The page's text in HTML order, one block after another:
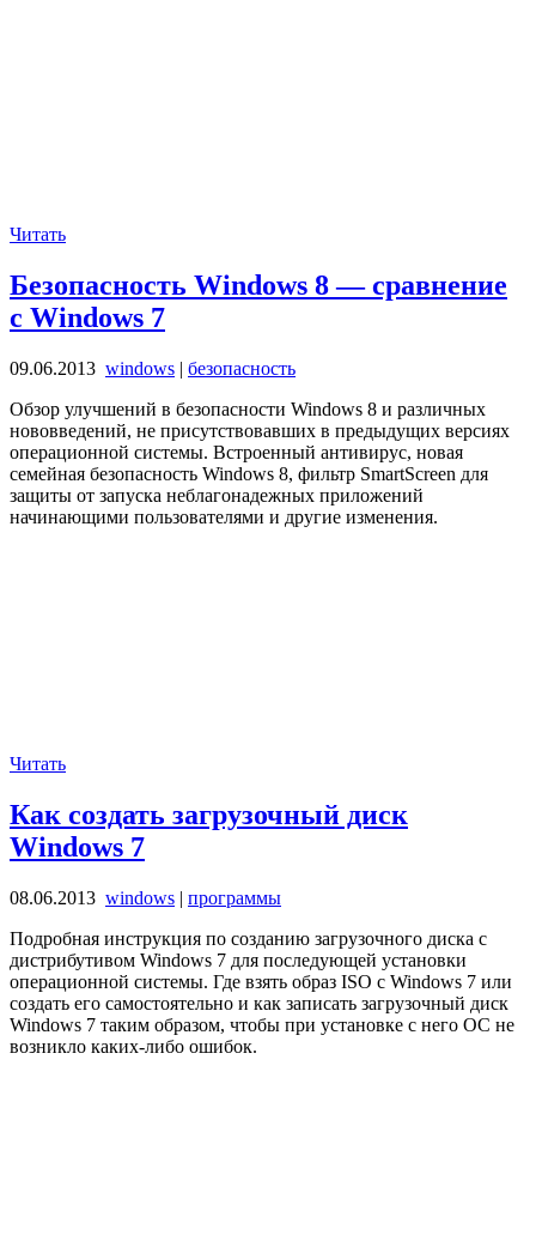
Читать
Безопасность Windows 8 — сравнение
с Windows 7
09.06.2013 windows | безопасность
Обзор улучшений в безопасности Windows 8 и различных
нововведений, не присутствовавших в предыдущих версиях
операционной системы. Встроенный антивирус, новая
семейная безопасность Windows 8, фильтр SmartScreen для
защиты от запуска неблагонадежных приложений
начинающими пользователями и другие изменения.
Читать
Как создать загрузочный диск
Windows 7
08.06.2013 windows | программы
Подробная инструкция по созданию загрузочного диска с
дистрибутивом Windows 7 для последующей установки
операционной системы. Где взять образ ISO с Windows 7 или
создать его самостоятельно и как записать загрузочный диск
Windows 7 таким образом, чтобы при установке с него ОС не
возникло каких-либо ошибок.